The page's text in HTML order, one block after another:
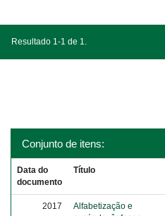
Resultado 1-1 de 1.
Conjunto de itens:
Data do
documento
Título
2017
Alfabetização e